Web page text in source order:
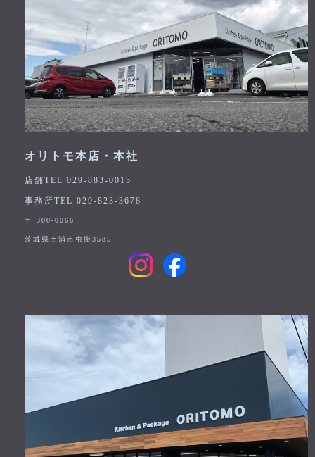
オリトモ本店・本社
店舗TEL 029-883-0015
事務所TEL 029-823-3678
〒 300-0066
茨城県土浦市虫掛3585